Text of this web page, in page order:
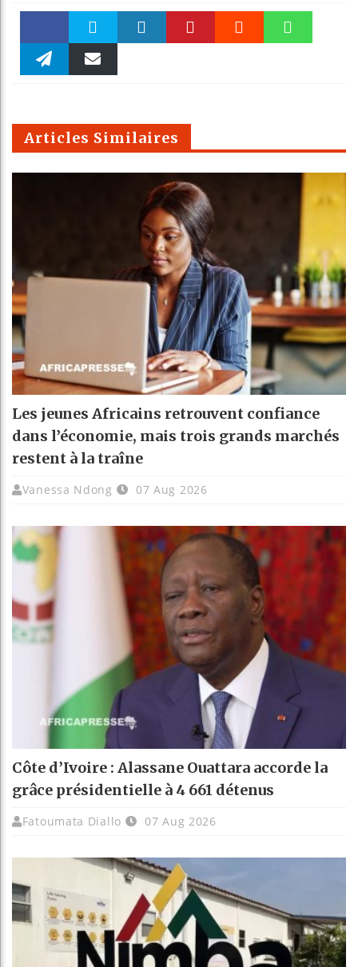
Faceboo Twitter
m
Articles Similaires
Les jeunes Africains retrouvent confiance
dans l’économie, mais trois grands marchés
restent à la traîne
Vanessa Ndong 07 Aug 2026
Côte d’Ivoire : Alassane Ouattara accorde la
grâce présidentielle à 4 661 détenus
Fatoumata Diallo 07 Aug 2026